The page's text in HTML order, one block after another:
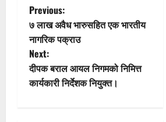
P
o
s
t
Previous:
७ लाख अवैध भारुसहित एक भारतीय
नागरिक पक्राउ
Next:
दीपक बराल आयल निगमको निमित्त
कार्यकारी निर्देशक नियुक्त।